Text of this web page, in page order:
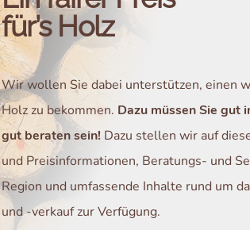
für’s Holz
Wir wollen Sie dabei unterstützen, einen
Holz zu bekommen. Dazu müssen Sie gut
gut beraten sein!Dazu stellen wir auf
und Preisinformationen, Beratungs- und
Region und umfassende Inhalte rund um
und -verkauf zur Verfügung.